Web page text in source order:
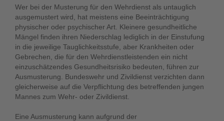
Wer bei der Musterung für den Wehrdienst als untauglich
ausgemustert wird, hat meistens eine Beeinträchtigung
physischer oder psychischer Art. Kleinere gesundheitliche
Mängel finden ihren Niederschlag lediglich in der Einstufung
in die jeweilige Tauglichkeitsstufe, aber Krankheiten oder
Gebrechen, die für den Wehrdienstleistenden ein nicht
einzuschätzendes Gesundheitsrisiko bedeuten, führen zur
Ausmusterung. Bundeswehr und Zivildienst verzichten dann
gleicherweise auf die Verpflichtung des betreffenden jungen
Mannes zum Wehr- oder Zivildienst.
Eine Ausmusterung kann aufgrund der